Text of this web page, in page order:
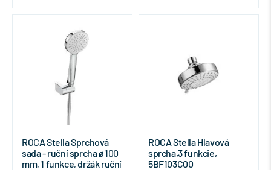
ROCA Stella Sprchová
sada - ruční sprcha ø 100
mm, 1 funkce, držák ruční
ROCA Stella Hlavová
sprcha,3 funkcie,
5BF103C00